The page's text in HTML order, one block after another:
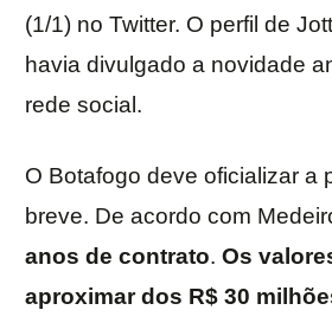
(1/1) no Twitter. O perfil de
havia divulgado a novidade
rede social.
O Botafogo deve oficializar a
breve. De acordo com
anos de contrato. Os
aproximar dos R$ 30